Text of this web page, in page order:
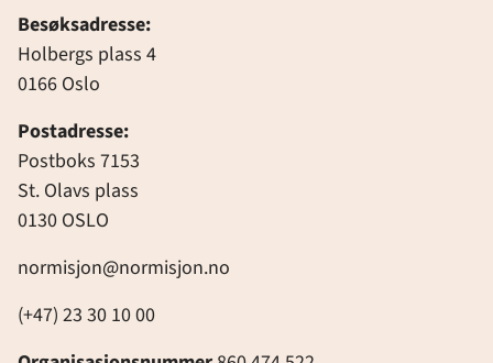
Besøksadresse:
Holbergs plass 4
0166 Oslo
Postadresse:
Postboks 7153
St. Olavs plass
0130 OSLO
normisjon@normisjon.no
(+47) 23 30 10 00